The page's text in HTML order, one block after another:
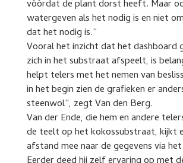
vóórdat de plant dorst heeft. Maar
watergeven als het nodig is en niet
dat het nodig is.”
Vooral het inzicht dat het dashboard
zich in het substraat afspeelt, is
helpt telers met het nemen van
in het begin zien de grafieken er
steenwol”, zegt Van den Berg.
Van der Ende, die hem en andere
de teelt op het kokossubstraat, kijkt
afstand mee naar de gegevens via